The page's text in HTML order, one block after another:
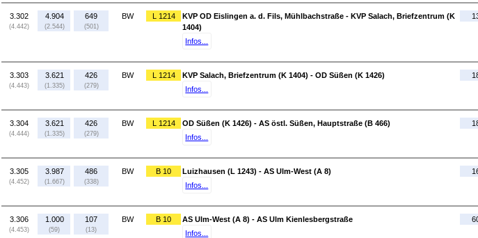
3.302
(4.442)
4.904
(2.544)
649
(501)
BW L 1214
KVP OD Eislingen a. d. Fils, Mühlbachstraße - KVP Salach, Briefzentrum (K
1404)
Infos...
3.303
(4.443)
3.621
(1.335)
426
(279)
BW L 1214
KVP Salach, Briefzentrum (K 1404) - OD Süßen (K 1426)
Infos...
3.304
(4.444)
3.621
(1.335)
426
(279)
BW L 1214
OD Süßen (K 1426) - AS östl. Süßen, Hauptstraße (B 466)
Infos...
3.305
(4.452)
3.987
(1.667)
486
(338)
BW B 10
Luizhausen (L 1243) - AS Ulm-West (A 8)
Infos...
3.306
(4.453)
1.000
(59)
107
(13)
BW B 10
AS Ulm-West (A 8) - AS Ulm Kienlesbergstraße
Infos...